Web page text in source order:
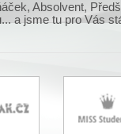
Absolvent,
a jsme tu pro Vás